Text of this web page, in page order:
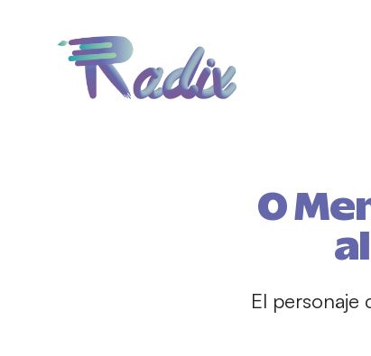
O
El personaje